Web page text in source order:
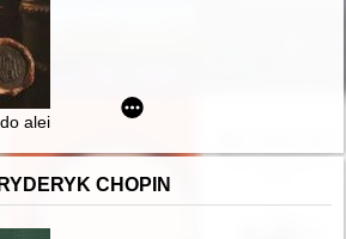
alei Piłsudskiego : 70 lat Archiwum
CHOPIN